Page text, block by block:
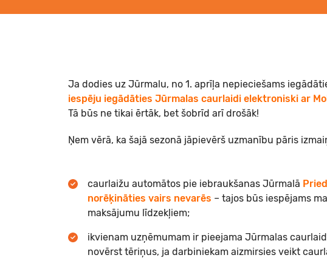
Ja dodies uz Jūrmalu, no 1. aprīļa nepieciešams
iespēju iegādāties Jūrmalas caurlaidi elektroniski ar
Tā būs ne tikai ērtāk, bet šobrīd arī drošāk!
Ņem vērā, ka šajā sezonā jāpievērš uzmanību pāris
caurlaižu automātos pie iebraukšanas Jūrmalā
norēķināties vairs nevarēs – tajos būs iespējams
maksājumu līdzekļiem;
ikvienam uzņēmumam ir pieejama Jūrmalas
novērst tēriņus, ja darbiniekam aizmirsies veikt